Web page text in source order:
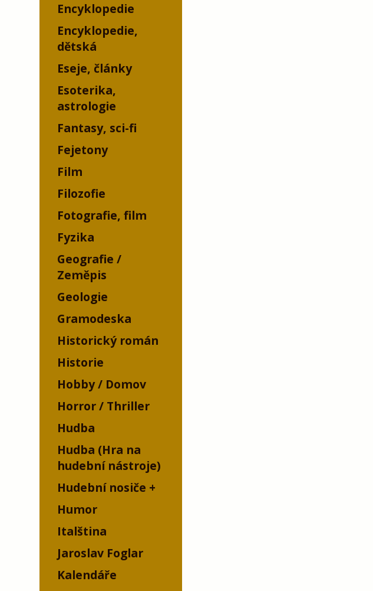
Encyklopedie
Encyklopedie,
dětská
Eseje, články
Esoterika,
astrologie
Fantasy, sci-fi
Fejetony
Film
Filozofie
Fotografie, film
Fyzika
Geografie /
Zeměpis
Geologie
Gramodeska
Historický román
Historie
Hobby / Domov
Horror / Thriller
Hudba
Hudba (Hra na
hudební nástroje)
Hudební nosiče
Humor
Italština
Jaroslav Foglar
Kalendáře